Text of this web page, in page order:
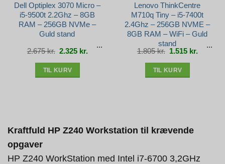
Dell Optiplex 3070 Micro –
i5-9500t 2.2Ghz – 8GB
RAM – 256GB NVMe –
Guld stand
2.675kr. Den
oprindelige
pris
2.325 kr. Den
aktuelle
pris
TIL KURV
Lenovo ThinkCentre
M710q Tiny – i5-7400t
2.4Ghz – 256GB NVME –
8GB RAM – WiFi – Guld
stand
1.805kr. Den
oprindelige
pris
1.515 kr. Den
aktuelle
pris
TIL KURV
Kraftfuld HP Z240 Workstation til krævende
opgaver
HP Z240 WorkStation med Intel i7-6700 3,2GHz